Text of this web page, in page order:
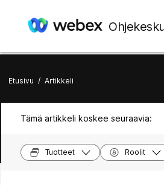
Etusivu / Artikkeli
Tämä artikkeli koskee seuraavia:
Tuotteet Roolit